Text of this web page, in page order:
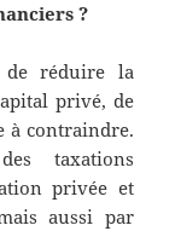
?
de réduire la
privé, de
à contraindre.
taxations
privée et
aussi par